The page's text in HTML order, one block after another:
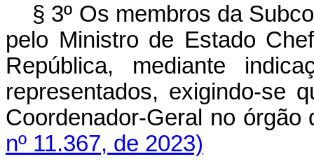
§ 3º Os membros da
pelo Ministro de Estado
República, mediante
representados, exigindo-se
Coordenador-Geral no
nº 11.367, de 2023)